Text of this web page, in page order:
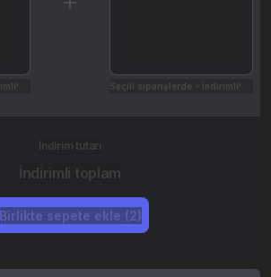
Seçili siparişlerde - İndirimli!
İndirim tutarı
İndirimli toplam
Birlikte sepete ekle (2)